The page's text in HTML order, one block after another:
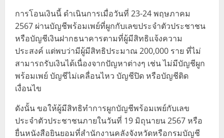
การโอนเงินนี้ ดำเนินการเมื่อวันที่ 23-24 พฤษภาคม
2567 ผ่านบัญชีพร้อมเพย์ที่ผูกกับเลขประจำตัวประชาชน
หรือบัญชีเงินฝากธนาคารตามที่ผู้มีสิทธิแจ้งความ
ประสงค์ แต่พบว่ามีผู้มีสิทธิประมาณ 200,000 ราย ที่ไม่
สามารถรับเงินได้เนื่องจากปัญหาต่างๆ เช่น ไม่มีบัญชีผูก
พร้อมเพย์ บัญชีไม่เคลื่อนไหว บัญชีปิด หรือบัญชีติด
เงื่อนไข
ดังนั้น ขอให้ผู้มีสิทธิทำการผูกบัญชีพร้อมเพย์กับเลข
ประจำตัวประชาชนภายในวันที่ 19 มิถุนายน 2567 หรือ
ยื่นหนังสือยินยอมที่สำนักงานคลังจังหวัดหรือกรมบัญชี